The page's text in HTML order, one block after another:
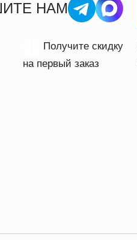
НАМ
Получите скидку
на первый заказ